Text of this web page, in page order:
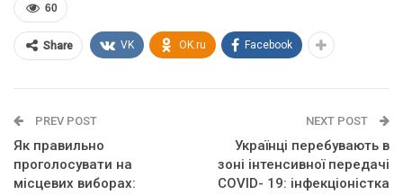
60
Share VK OK.ru Facebook
PREV POST
Як правильно
проголосувати на
місцевих виборах:
NEXT POST
Українці перебувають в
зоні інтенсивної передачі
COVID- 19: інфекціоністка